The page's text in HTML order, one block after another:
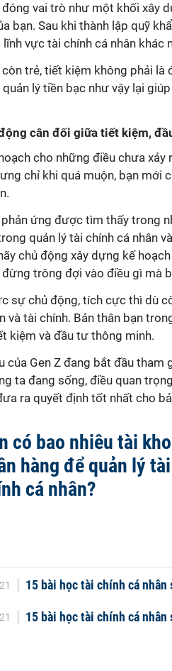
vai trò như một khối xây
bạn. Sau khi thành lập quỹ
lĩnh vực tài chính cá nhân khác
còn trẻ, tiết kiệm không phải
quản lý tiền bạc như vậy lại
cân đối giữa tiết kiệm,
cho những điều chưa
chỉ khi quá muộn, bạn mới
phản ứng được tìm thấy trong
quản lý tài chính cá nhân
chủ động xây dựng kế
đừng trông đợi vào điều gì mà
sự chủ động, tích cực thì dù
và tài chính. Bản thân bạn
kiệm và đầu tư thông minh.
của Gen Z đang bắt đầu tham
ta đang sống, điều quan
ra quyết định tốt nhất cho
có bao nhiêu tài
hàng để quản lý tài
cá nhân?
15 bài học tài chính cá nhân
15 bài học tài chính cá nhân